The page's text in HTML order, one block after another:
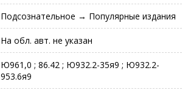
Подсознательное → Популярные издания
На обл. авт. не указан
Ю961,0 ; 86.42 ; Ю932.2-35я9 ; Ю932.2-
953.6я9